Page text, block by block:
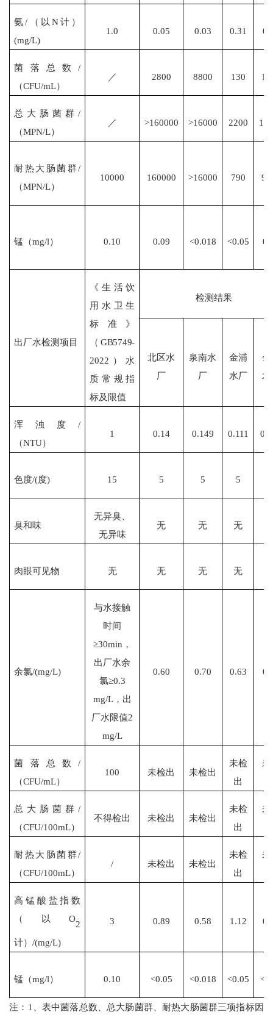
氨/（以N计）
(mg/L)
1.0 0.05 0.03 0.31
菌落总数 /
（CFU/mL）
／ 2800 8800 130
总大肠菌群 /
（MPN/L）
／ >160000 >16000 2200
耐热大肠菌群/
（MPN/L）
10000 160000 >16000 790
锰（mg/l） 0.10 0.09 <0.018 <0.05
出厂水检测项目
《生活饮
用水卫生
标准》
（ GB5749-
2022）水
质常规指
标及限值
检测结果
北区水
厂
泉南水
厂
金浦
水厂
金
浑浊度 /
（NTU）
1 0.14 0.149 0.111
色度/(度) 15 5 5 5
臭和味
无异臭、
无异味
无 无 无
肉眼可见物 无 无 无 无
余氯/(mg/L)
与水接触
时间
≥30min，
出厂水余
氯≥0.3
mg/L，出
厂水限值2
mg/L
0.60 0.70 0.63
菌落总数 /
（CFU/mL）
100 未检出 未检出
未检
出
未
总大肠菌群 /
（CFU/100mL）
不得检出 未检出 未检出
未检
出
未
耐热大肠菌群/
（CFU/100mL）
/ 未检出 未检出
未检
出
未
高锰酸盐指数
（以 O2
计）/(mg/L)
3 0.89 0.58 1.12
锰（mg/l） 0.10 <0.05 <0.018 <0.05
注： 1、表中菌落总数、总大肠菌群、耐热大肠菌群三项指标因